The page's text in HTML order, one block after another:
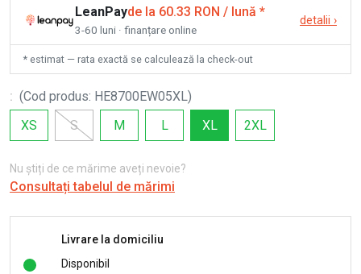
LeanPayde la 60.33 RON / lună *
3-60 luni · finanțare online
detalii ›
* estimat — rata exactă se calculează la check-out
: (Cod produs: HE8700EW05XL)
XS
S M L XL 2XL
Nu știți de ce mărime aveți nevoie?
Consultați tabelul de mărimi
Livrare la domiciliu
Disponibil